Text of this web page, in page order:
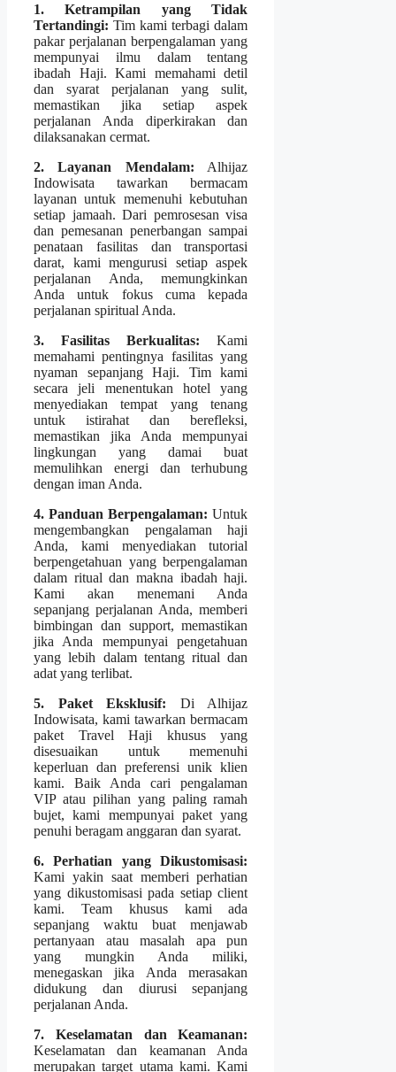
1. Ketrampilan yang Tidak
Tertandingi: Tim kami terbagi dalam
pakar perjalanan berpengalaman yang
mempunyai ilmu dalam tentang
ibadah Haji. Kami memahami detil
dan syarat perjalanan yang sulit,
memastikan jika setiap aspek
perjalanan Anda diperkirakan dan
dilaksanakan cermat.
2. Layanan Mendalam: Alhijaz
Indowisata tawarkan bermacam
layanan untuk memenuhi kebutuhan
setiap jamaah. Dari pemrosesan visa
dan pemesanan penerbangan sampai
penataan fasilitas dan transportasi
darat, kami mengurusi setiap aspek
perjalanan Anda, memungkinkan
Anda untuk fokus cuma kepada
perjalanan spiritual Anda.
3. Fasilitas Berkualitas: Kami
memahami pentingnya fasilitas yang
nyaman sepanjang Haji. Tim kami
secara jeli menentukan hotel yang
menyediakan tempat yang tenang
untuk istirahat dan berefleksi,
memastikan jika Anda mempunyai
lingkungan yang damai buat
memulihkan energi dan terhubung
dengan iman Anda.
4. Panduan Berpengalaman: Untuk
mengembangkan pengalaman haji
Anda, kami menyediakan tutorial
berpengetahuan yang berpengalaman
dalam ritual dan makna ibadah haji.
Kami akan menemani Anda
sepanjang perjalanan Anda, memberi
bimbingan dan support, memastikan
jika Anda mempunyai pengetahuan
yang lebih dalam tentang ritual dan
adat yang terlibat.
5. Paket Eksklusif: Di Alhijaz
Indowisata, kami tawarkan bermacam
paket Travel Haji khusus yang
disesuaikan untuk memenuhi
keperluan dan preferensi unik klien
kami. Baik Anda cari pengalaman
VIP atau pilihan yang paling ramah
bujet, kami mempunyai paket yang
penuhi beragam anggaran dan syarat.
6. Perhatian yang Dikustomisasi:
Kami yakin saat memberi perhatian
yang dikustomisasi pada setiap client
kami. Team khusus kami ada
sepanjang waktu buat menjawab
pertanyaan atau masalah apa pun
yang mungkin Anda miliki,
menegaskan jika Anda merasakan
didukung dan diurusi sepanjang
perjalanan Anda.
7. Keselamatan dan Keamanan:
Keselamatan dan keamanan Anda
merupakan target utama kami. Kami